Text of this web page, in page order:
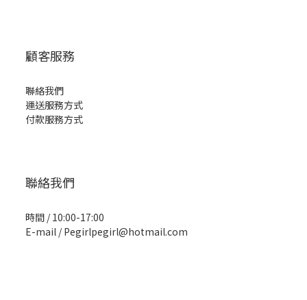
顧客服務
聯絡我們
運送服務方式
付款服務方式
聯絡我們
時間 / 10:00-17:00
E-mail / Pegirlpegirl@hotmail.com